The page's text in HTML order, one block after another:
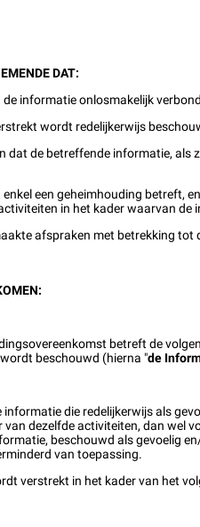
DAT:
informatie onlosmakelijk
wordt redelijkerwijs
dat de betreffende informatie, als
een geheimhouding betreft,
in het kader waarvan de
afspraken met betrekking tot
betreft de
beschouwd (hierna "de
die redelijkerwijs als
van dezelfde activiteiten, dan wel
beschouwd als gevoelig
van toepassing.
verstrekt in het kader van het